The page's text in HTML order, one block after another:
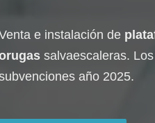
e instalación de
salvaescaleras.
año 2025.